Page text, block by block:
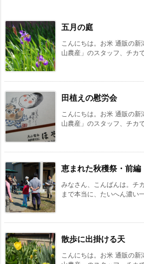
五月の庭
こんにちは。お米 通販の
山農産」のスタッフ、チカ
田植えの慰労会
こんにちは。お米 通販の
山農産」のスタッフ、チカ
恵まれた秋穫祭・前編
みなさん、こんばんは。チ
まで本当に、たいへん濃い
散歩に出掛ける天
こんにちは。お米 通販の